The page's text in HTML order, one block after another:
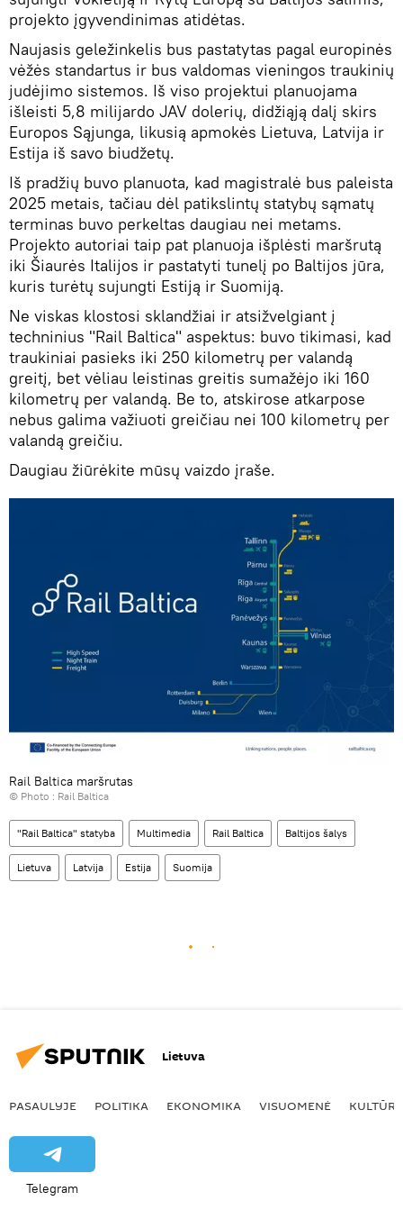
projekto įgyvendinimas atidėtas.
Naujasis geležinkelis bus pastatytas pagal europinės
vėžės standartus ir bus valdomas vieningos traukinių
judėjimo sistemos. Iš viso projektui planuojama
išleisti 5,8 milijardo JAV dolerių, didžiąją dalį skirs
Europos Sąjunga, likusią apmokės Lietuva, Latvija ir
Estija iš savo biudžetų.
Iš pradžių buvo planuota, kad magistralė bus paleista
2025 metais, tačiau dėl patikslintų statybų sąmatų
terminas buvo perkeltas daugiau nei metams.
Projekto autoriai taip pat planuoja išplėsti maršrutą
iki Šiaurės Italijos ir pastatyti tunelį po Baltijos jūra,
kuris turėtų sujungti Estiją ir Suomiją.
Ne viskas klostosi sklandžiai ir atsižvelgiant į
techninius "Rail Baltica" aspektus: buvo tikimasi, kad
traukiniai pasieks iki 250 kilometrų per valandą
greitį, bet vėliau leistinas greitis sumažėjo iki 160
kilometrų per valandą. Be to, atskirose atkarpose
nebus galima važiuoti greičiau nei 100 kilometrų per
valandą greičiu.
Daugiau žiūrėkite mūsų vaizdo įraše.
Rail Baltica maršrutas
© Photo : Rail Baltica
"Rail Baltica" statyba Multimedia Rail Baltica Baltijos šalys
Lietuva Latvija Estija Suomija
Lietuva
PASAULYJE POLITIKA EKONOMIKA VISUOMENĖ KULTŪRA
Telegram